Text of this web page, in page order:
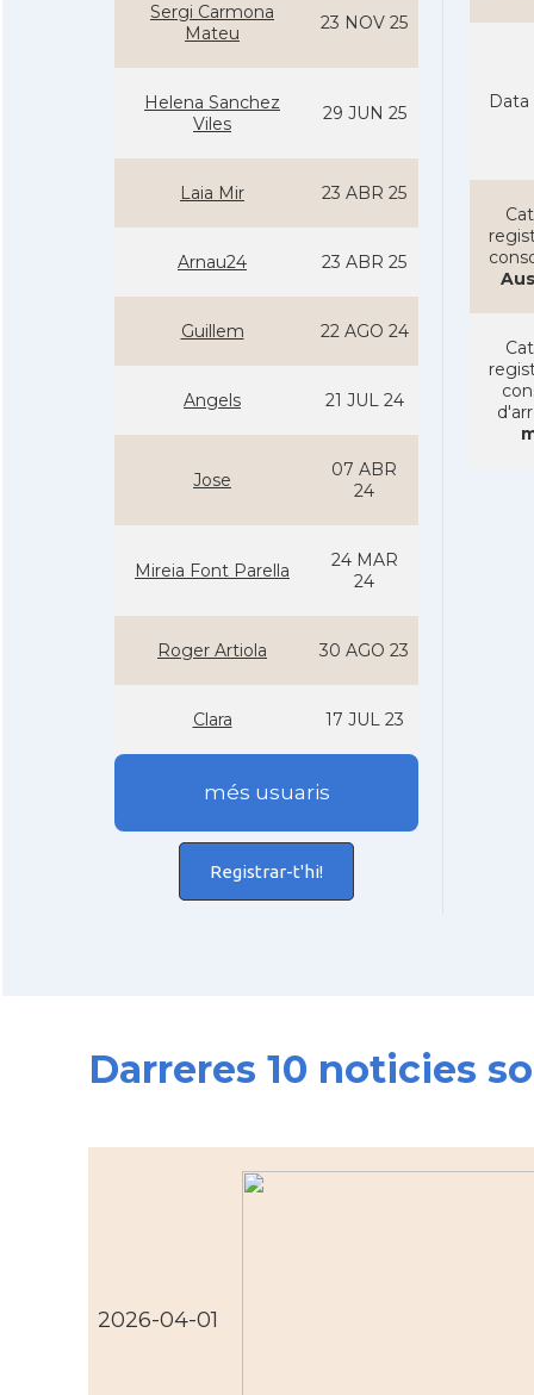
Sergi Carmona
Mateu
23 NOV 25
Helena Sanchez
Viles
29 JUN 25
Laia Mir 23 ABR 25
Arnau24 23 ABR 25
Guillem 22 AGO 24
Angels 21 JUL 24
Jose
07 ABR
24
Mireia Font Parella
24 MAR
24
Roger Artiola 30 AGO 23
Clara 17 JUL 23
més usuaris
Registrar-t'hi!
Data
Darreres 10 noticies
2026-04-01